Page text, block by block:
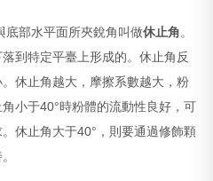
底部水平面所夾銳角叫做休止角。
到特定平臺上形成的。休止角反
休止角越大，摩擦系數越大，粉
小于40°時粉體的流動性良好，可
休止角大于40°，則要通過修飾顆